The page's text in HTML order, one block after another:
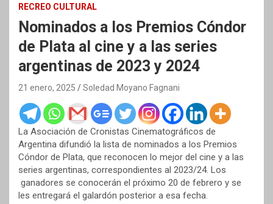
RECREO CULTURAL
Nominados a los Premios Cóndor
de Plata al cine y a las series
argentinas de 2023 y 2024
21 enero, 2025 Soledad Moyano Fagnani
La Asociación de Cronistas Cinematográficos de
Argentina difundió la lista de nominados a los Premios
Cóndor de Plata, que reconocen lo mejor del cine y a las
series argentinas, correspondientes al 2023/24. Los
ganadores se conocerán el próximo 20 de febrero y se
les entregará el galardón posterior a esa fecha.